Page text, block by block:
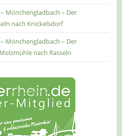
Mönchengladbach – Der
nach Knickelsdorf
Mönchengladbach – Der
nach Rasseln